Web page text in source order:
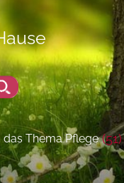
Thema Pflege